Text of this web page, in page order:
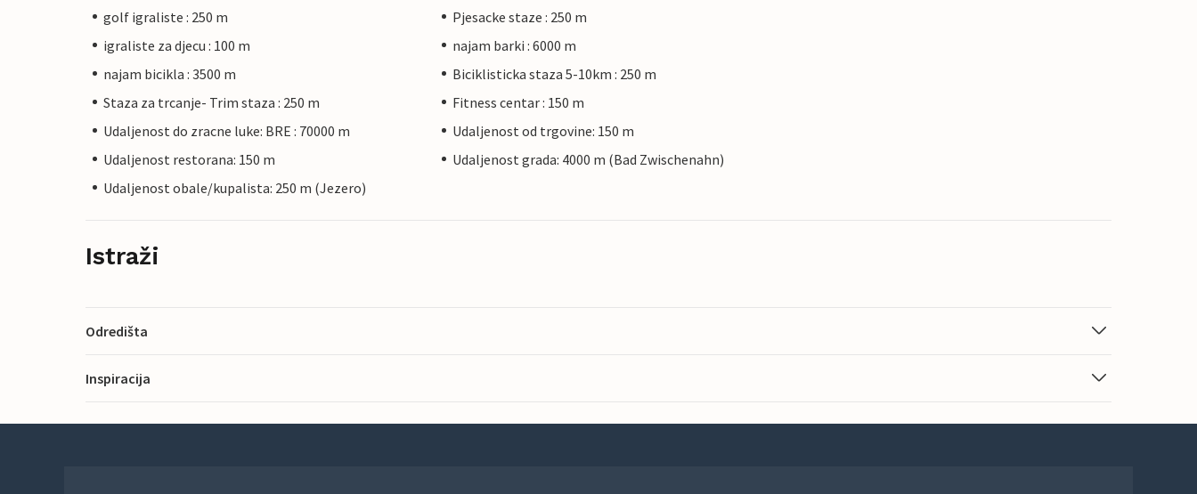
golf igraliste : 250 m
Pjesacke staze : 250 m
igraliste za djecu : 100 m
najam barki : 6000 m
najam bicikla : 3500 m
Biciklisticka staza 5-10km : 250 m
Staza za trcanje- Trim staza : 250 m
Fitness centar : 150 m
Udaljenost do zracne luke: BRE : 70000 m
Udaljenost od trgovine: 150 m
Udaljenost restorana: 150 m
Udaljenost grada: 4000 m (Bad Zwischenahn)
Udaljenost obale/kupalista: 250 m (Jezero)
Istraži
Odredišta
Inspiracija